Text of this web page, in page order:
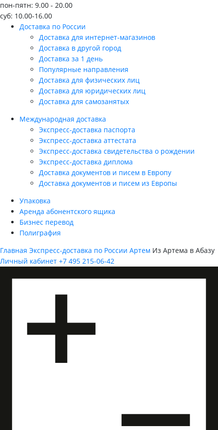
пон-пятн: 9.00 - 20.00
суб: 10.00-16.00
Доставка по России
Доставка для интернет-магазинов
Доставка в другой город
Доставка за 1 день
Популярные направления
Доставка для физических лиц
Доставка для юридических лиц
Доставка для самозанятых
Международная доставка
Экспресс-доставка паспорта
Экспресс-доставка аттестата
Экспресс-доставка свидетельства о рождении
Экспресс-доставка диплома
Доставка документов и писем в Европу
Доставка документов и писем из Европы
Упаковка
Аренда абонентского ящика
Бизнес перевод
Полиграфия
Главная Экспресс-доставка по России Артем Из Артема в Абазу
Личный кабинет +7 495 215-06-42